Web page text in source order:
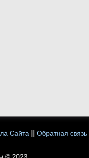
Сайта Обратная связь